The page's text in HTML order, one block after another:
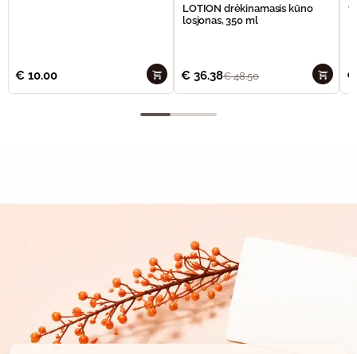
€ 10.00
LOTION drėkinamasis kūno
losjonas, 350 ml
€ 36.38€48.50 €